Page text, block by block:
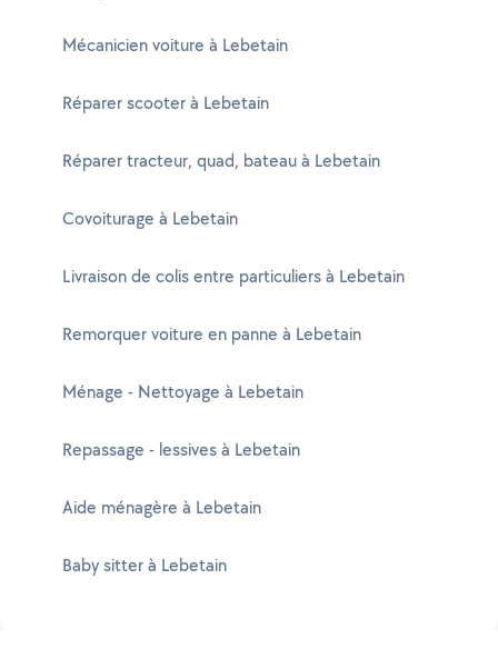
Mécanicien voiture à Lebetain
Réparer scooter à Lebetain
Réparer tracteur, quad, bateau à Lebetain
Covoiturage à Lebetain
Livraison de colis entre particuliers à Lebetain
Remorquer voiture en panne à Lebetain
Ménage - Nettoyage à Lebetain
Repassage - lessives à Lebetain
Aide ménagère à Lebetain
Baby sitter à Lebetain